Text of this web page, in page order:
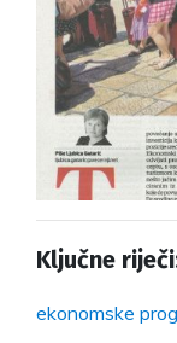
Ključne
ekonomske